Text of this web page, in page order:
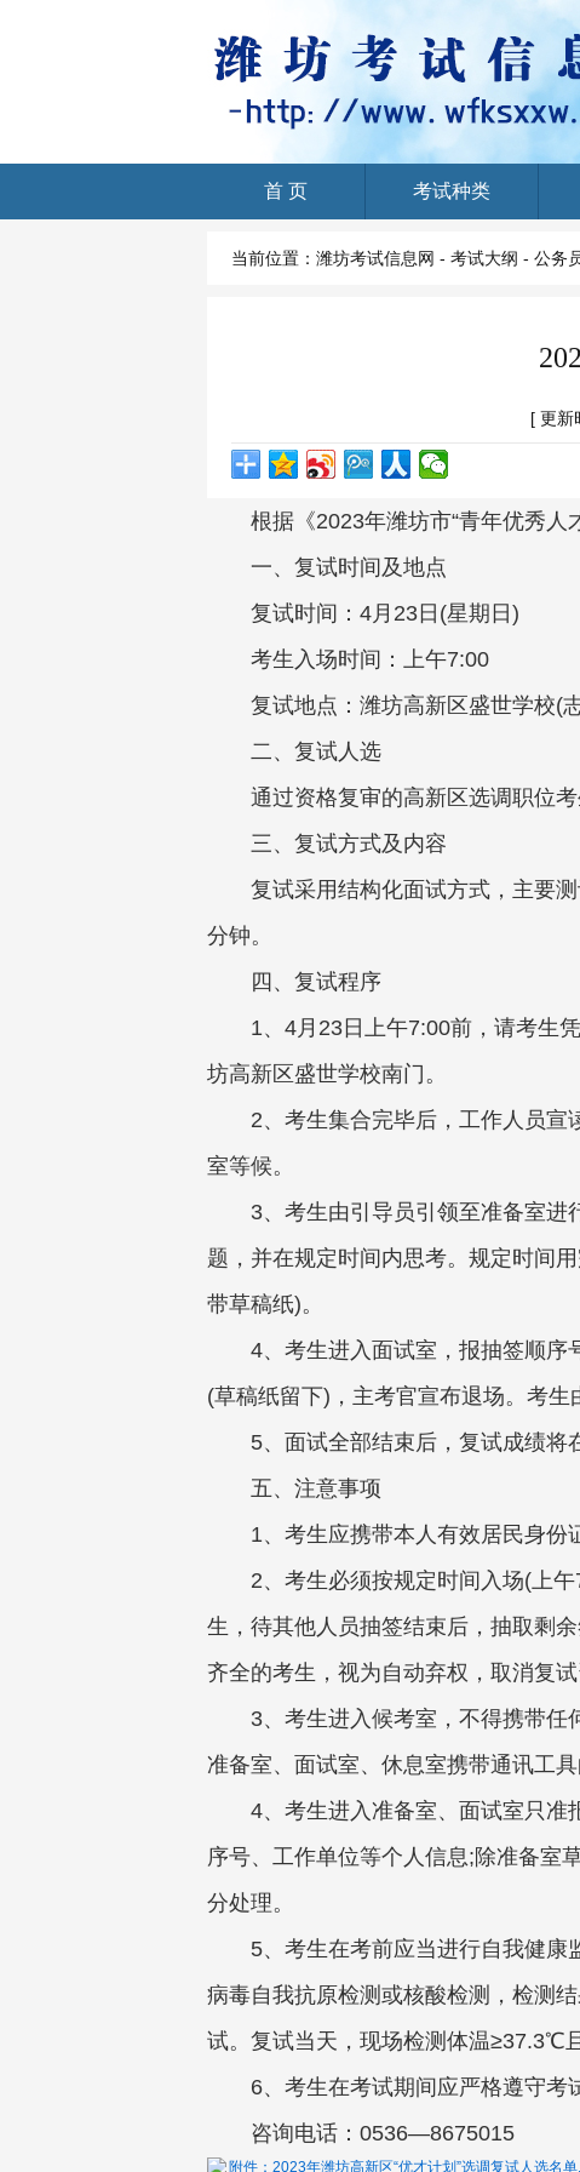
首 页
Home
考试种类
当前位置： 潍坊考试信息网 - 考试大纲 - 公务
[ 更新
根据《2023年潍坊市“青年优秀人
一、复试时间及地点
复试时间：4月23日(星期日)
考生入场时间：上午7:00
复试地点：潍坊高新区盛世学校(
二、复试人选
通过资格复审的高新区选调职位考
三、复试方式及内容
复试采用结构化面试方式，主要
分钟。
四、复试程序
1、4月23日上午7:00前，请考生
坊高新区盛世学校南门。
2、考生集合完毕后，工作人员
室等候。
3、考生由引导员引领至准备室
题，并在规定时间内思考。规定时间
带草稿纸)。
4、考生进入面试室，报抽签顺序
(草稿纸留下)，主考官宣布退场。考生
5、面试全部结束后，复试成绩将
五、注意事项
1、考生应携带本人有效居民身份
2、考生必须按规定时间入场(上
生，待其他人员抽签结束后，抽取剩
齐全的考生，视为自动弃权，取消复试
3、考生进入候考室，不得携带任
准备室、面试室、休息室携带通讯工
4、考生进入准备室、面试室只准
序号、工作单位等个人信息;除准备室
分处理。
5、考生在考前应当进行自我健
病毒自我抗原检测或核酸检测，检测
试。复试当天，现场检测体温≥37.3℃
6、考生在考试期间应严格遵守考
咨询电话：0536—8675015
附件：2023年潍坊高新区“优才计划”选调复试人选名